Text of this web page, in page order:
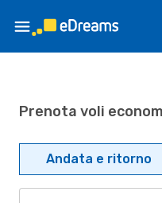
Prenota voli
Andata e ritorno